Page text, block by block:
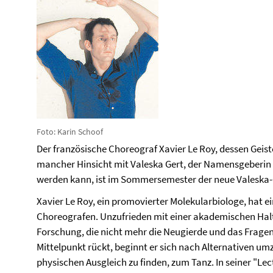
Foto: Karin Schoof
Der französische Choreograf Xavier Le Roy, dessen
mancher Hinsicht mit Valeska Gert, der
werden kann, ist im Sommersemester der neue
Xavier Le Roy, ein promovierter Molekularbiologe, hat
Choreografen. Unzufrieden mit einer akademischen
Forschung, die nicht mehr die Neugierde und das
Mittelpunkt rückt, beginnt er sich nach Alternativen
physischen Ausgleich zu finden, zum Tanz. In seiner